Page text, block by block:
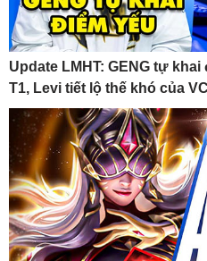
Update LMHT: GENG tự
T1, Levi tiết lộ thế khó của